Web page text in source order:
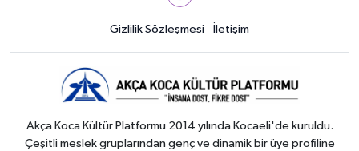
Gizlilik Sözleşmesi İletişim
Akça Koca Kültür Platformu 2014 yılında Kocaeli'de kuruldu.
Çeşitli meslek gruplarından genç ve dinamik bir üye profiline